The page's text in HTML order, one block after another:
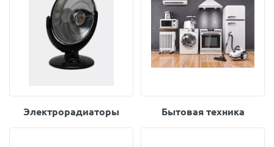
Электрорадиаторы Бытовая техника